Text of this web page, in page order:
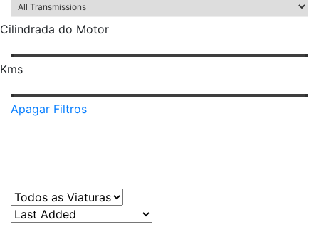
Cilindrada do Motor
Kms
Apagar Filtros